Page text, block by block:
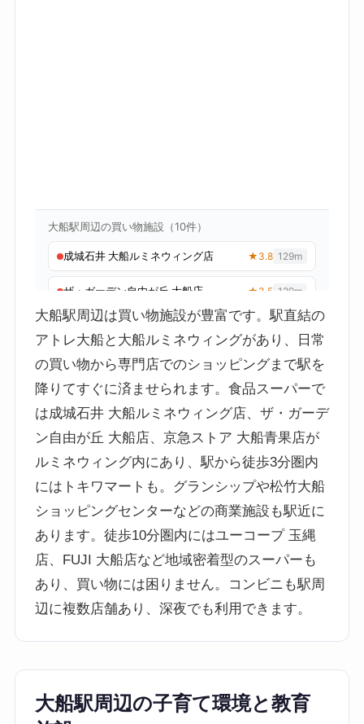
大船駅周辺は買い物施設が豊富です。駅直結の
アトレ大船と大船ルミネウィングがあり、日常
の買い物から専門店でのショッピングまで駅を
降りてすぐに済ませられます。食品スーパーで
は成城石井 大船ルミネウィング店、ザ・ガーデ
ン自由が丘 大船店、京急ストア 大船青果店が
ルミネウィング内にあり、駅から徒歩3分圏内
にはトキワマートも。グランシップや松竹大船
ショッピングセンターなどの商業施設も駅近に
あります。徒歩10分圏内にはユーコープ 玉縄
店、FUJI 大船店など地域密着型のスーパーも
あり、買い物には困りません。コンビニも駅周
辺に複数店舗あり、深夜でも利用できます。
大船駅周辺の子育て環境と教育